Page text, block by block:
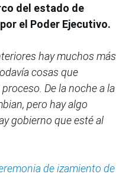
del estado de
el Poder Ejecutivo.
hay muchos más
cosas que
De la noche a la
pero hay algo
gobierno que esté al
de izamiento de